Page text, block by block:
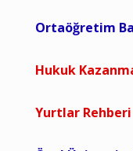
Ortaöğretim
Hukuk
Yurtlar Rehberi